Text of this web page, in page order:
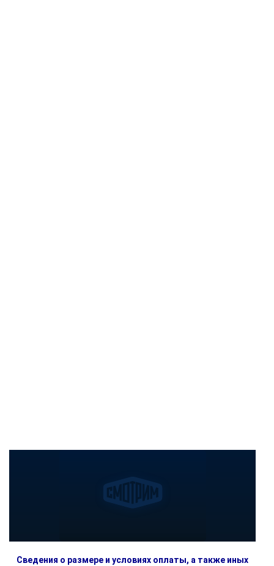
Сведения о размере и условиях оплаты, а также иных